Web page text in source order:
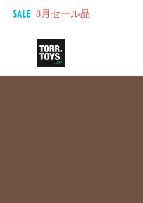
8月セール品